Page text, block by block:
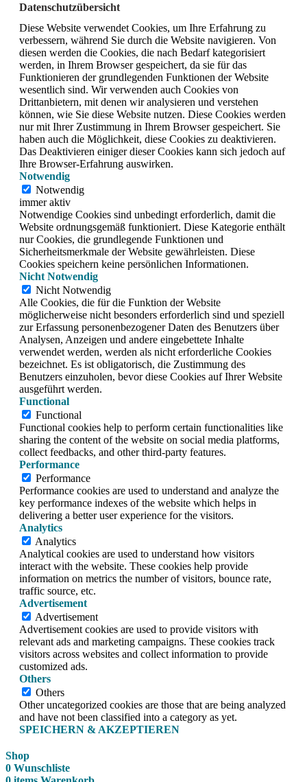
Datenschutzübersicht
Diese Website verwendet Cookies, um Ihre Erfahrung zu
verbessern, während Sie durch die Website navigieren. Von
diesen werden die Cookies, die nach Bedarf kategorisiert
werden, in Ihrem Browser gespeichert, da sie für das
Funktionieren der grundlegenden Funktionen der Website
wesentlich sind. Wir verwenden auch Cookies von
Drittanbietern, mit denen wir analysieren und verstehen
können, wie Sie diese Website nutzen. Diese Cookies werden
nur mit Ihrer Zustimmung in Ihrem Browser gespeichert. Sie
haben auch die Möglichkeit, diese Cookies zu deaktivieren.
Das Deaktivieren einiger dieser Cookies kann sich jedoch auf
Ihre Browser-Erfahrung auswirken.
Notwendig
Notwendig
immer aktiv
Notwendige Cookies sind unbedingt erforderlich, damit die
Website ordnungsgemäß funktioniert. Diese Kategorie enthält
nur Cookies, die grundlegende Funktionen und
Sicherheitsmerkmale der Website gewährleisten. Diese
Cookies speichern keine persönlichen Informationen.
Nicht Notwendig
Nicht Notwendig
Alle Cookies, die für die Funktion der Website
möglicherweise nicht besonders erforderlich sind und speziell
zur Erfassung personenbezogener Daten des Benutzers über
Analysen, Anzeigen und andere eingebettete Inhalte
verwendet werden, werden als nicht erforderliche Cookies
bezeichnet. Es ist obligatorisch, die Zustimmung des
Benutzers einzuholen, bevor diese Cookies auf Ihrer Website
ausgeführt werden.
Functional
Functional
Functional cookies help to perform certain functionalities like
sharing the content of the website on social media platforms,
collect feedbacks, and other third-party features.
Performance
Performance
Performance cookies are used to understand and analyze the
key performance indexes of the website which helps in
delivering a better user experience for the visitors.
Analytics
Analytics
Analytical cookies are used to understand how visitors
interact with the website. These cookies help provide
information on metrics the number of visitors, bounce rate,
traffic source, etc.
Advertisement
Advertisement
Advertisement cookies are used to provide visitors with
relevant ads and marketing campaigns. These cookies track
visitors across websites and collect information to provide
customized ads.
Others
Others
Other uncategorized cookies are those that are being analyzed
and have not been classified into a category as yet.
SPEICHERN & AKZEPTIEREN
Shop
0 Wunschliste